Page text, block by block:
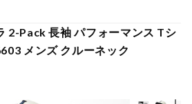
2-Pack 長袖 パフォーマンス Tシ
メンズ クルーネック